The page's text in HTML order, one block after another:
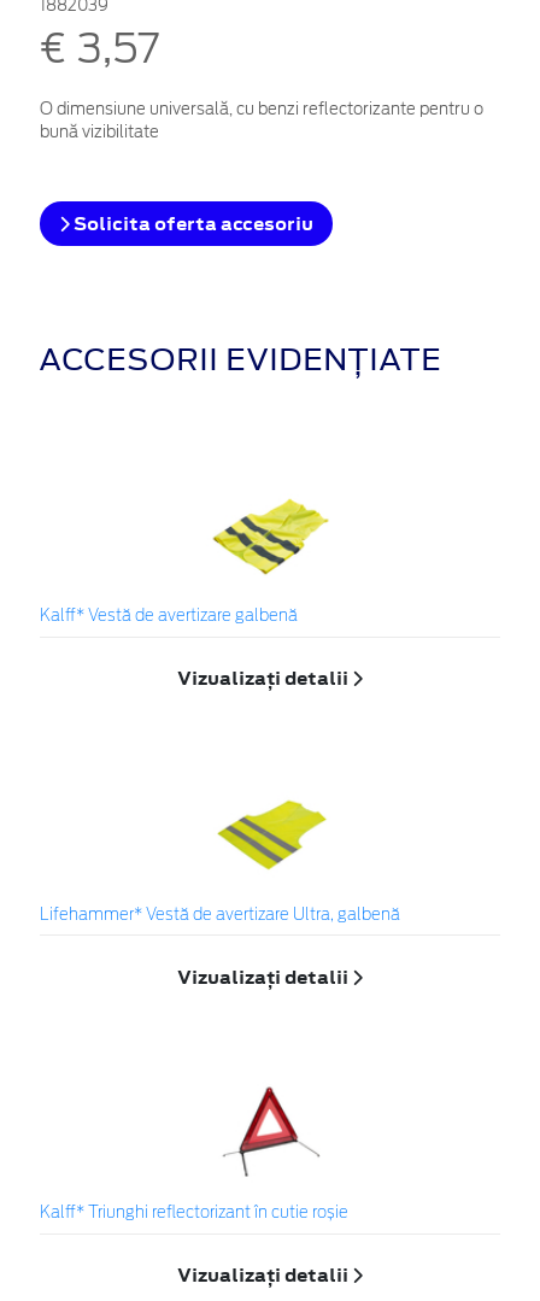
1882039
€ 3,57
O dimensiune universală, cu benzi reflectorizante pentru o
bună vizibilitate
Solicita oferta accesoriu
ACCESORII EVIDENȚIATE
Kalff* Vestă de avertizare galbenă
Vizualizați detalii
Lifehammer* Vestă de avertizare Ultra, galbenă
Vizualizați detalii
Kalff* Triunghi reflectorizant în cutie roșie
Vizualizați detalii